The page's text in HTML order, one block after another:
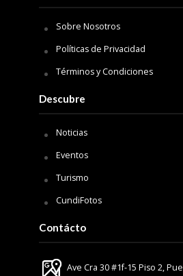
Sobre Nosotros
Políticas de Privacidad
Términos y Condiciones
Descubre
Noticias
Eventos
Turismo
CundiFotos
Contácto
Ave Cra 30 #1f-15 Piso 2,